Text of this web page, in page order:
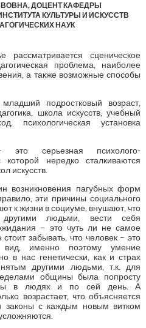
ДОЦЕНТ КАФЕДРЫ
КУЛЬТУРЫ И ИСКУССТВ
НАУК
рассматривается сценическое
проблема, наиболее
а также возможные способы
подростковый возраст,
школа искусств, учебный
психологическая установка
это серьезная психолого-
которой нередко сталкиваются
искусств.
возникновения пагубных форм
эти причины социального
к жизни в социуме, внушают, что
другими людьми, вести себя
– это чуть ли не самое
забывать, что человек – это
вид, именно поэтому умение
в нас генетически, как и страх
другими людьми, т.к. для
общины была попросту
в людях и по сей день. А
возрастает, что объясняется
законы с каждым новым витком